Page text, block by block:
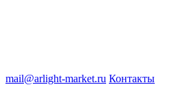
mail@arlight-market.ru Контакты